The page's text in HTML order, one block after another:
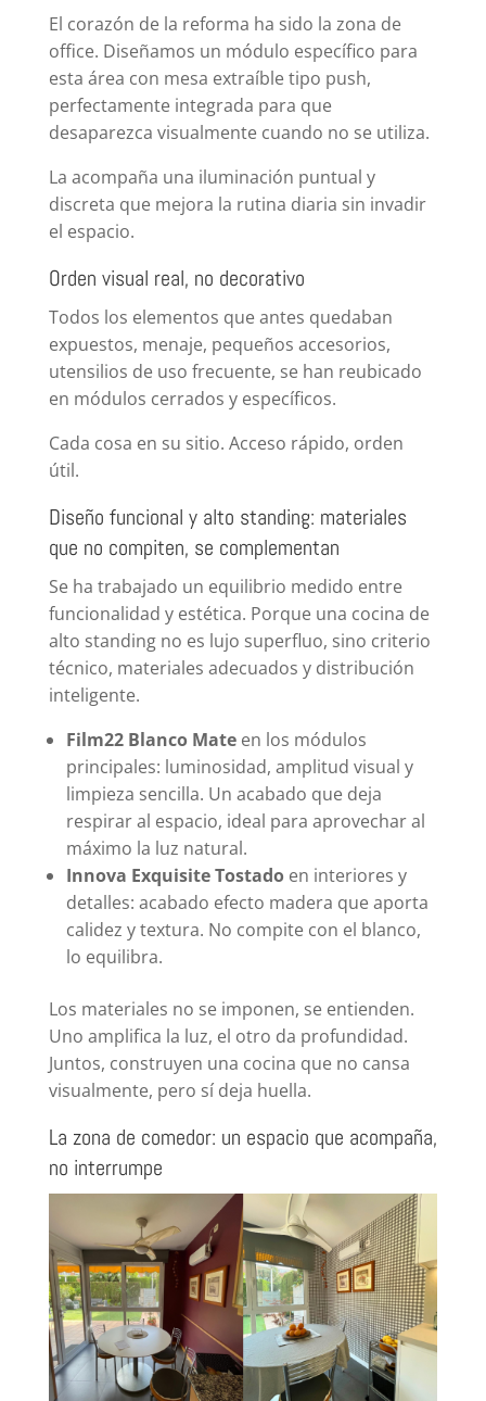
El corazón de la reforma ha sido la zona de
office. Diseñamos un módulo específico para
esta área con mesa extraíble tipo push,
perfectamente integrada para que
desaparezca visualmente cuando no se utiliza.
La acompaña una iluminación puntual y
discreta que mejora la rutina diaria sin invadir
el espacio.
Orden visual real, no decorativo
Todos los elementos que antes quedaban
expuestos, menaje, pequeños accesorios,
utensilios de uso frecuente, se han reubicado
en módulos cerrados y específicos.
Cada cosa en su sitio. Acceso rápido, orden
útil.
Diseño funcional y alto standing: materiales
que no compiten, se complementan
Se ha trabajado un equilibrio medido entre
funcionalidad y estética. Porque una cocina de
alto standing no es lujo superfluo, sino criterio
técnico, materiales adecuados y distribución
inteligente.
Film22 Blanco Mateen los módulos
principales: luminosidad, amplitud visual y
limpieza sencilla. Un acabado que deja
respirar al espacio, ideal para aprovechar al
máximo la luz natural.
Innova Exquisite Tostadoen interiores y
detalles: acabado efecto madera que aporta
calidez y textura. No compite con el blanco,
lo equilibra.
Los materiales no se imponen, se entienden.
Uno amplifica la luz, el otro da profundidad.
Juntos, construyen una cocina que no cansa
visualmente, pero sí deja huella.
La zona de comedor: un espacio que acompaña,
no interrumpe